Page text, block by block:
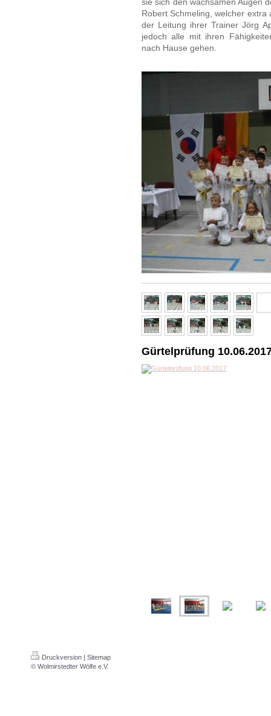
Robert Schmeling, welcher
der Leitung ihrer Trainer Jörg
jedoch alle mit ihren
nach Hause gehen.
Gürtelprüfung
Druckversion | Sitemap
© Wolmirstedter Wölfe e.V.